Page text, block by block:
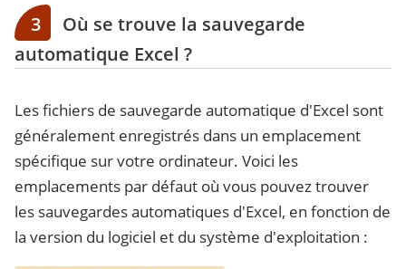
3
Où se trouve la sauvegarde
automatique Excel ?
Les fichiers de sauvegarde automatique d'Excel sont
généralement enregistrés dans un emplacement
spécifique sur votre ordinateur. Voici les
emplacements par défaut où vous pouvez trouver
les sauvegardes automatiques d'Excel, en fonction de
la version du logiciel et du système d'exploitation :